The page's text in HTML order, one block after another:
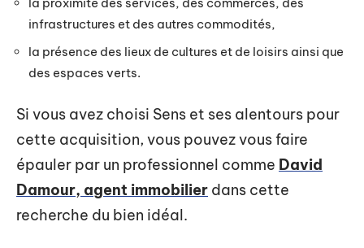
infrastructures et des autres commodités,
la présence des lieux de cultures et de loisirs ainsi que
des espaces verts.
Si vous avez choisi Sens et ses alentours pour
cette acquisition, vous pouvez vous faire
épauler par un professionnel comme David
Damour, agent immobilier dans cette
recherche du bien idéal.